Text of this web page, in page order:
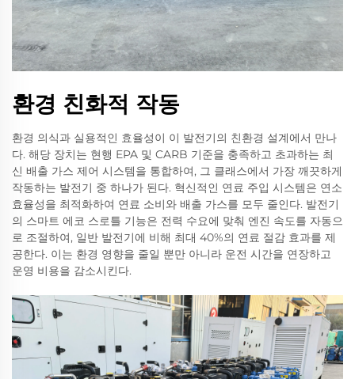
환경 친화적 작동
환경 의식과 실용적인 효율성이 이 발전기의 친환경 설계에서 만나
다. 해당 장치는 현행 EPA 및 CARB 기준을 충족하고 초과하는 최
신 배출 가스 제어 시스템을 통합하여, 그 클래스에서 가장 깨끗하게
작동하는 발전기 중 하나가 된다. 혁신적인 연료 주입 시스템은 연소
효율성을 최적화하여 연료 소비와 배출 가스를 모두 줄인다. 발전기
의 스마트 에코 스로틀 기능은 전력 수요에 맞춰 엔진 속도를 자동으
로 조절하여, 일반 발전기에 비해 최대 40%의 연료 절감 효과를 제
공한다. 이는 환경 영향을 줄일 뿐만 아니라 운전 시간을 연장하고
운영 비용을 감소시킨다.